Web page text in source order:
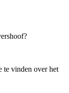
te vinden over het